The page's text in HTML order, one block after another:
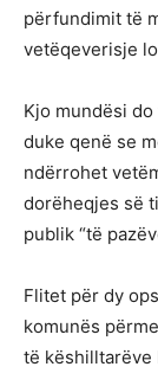
përfundimit të
vetëqeverisje
Kjo mundësi
duke qenë se
ndërrohet
dorëheqjes së
publik “të
Flitet për dy
komunës
të këshilltarëve